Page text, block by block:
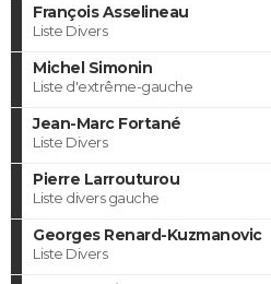
François Asselineau
Liste Divers
Michel Simonin
Liste d'extrême-gauche
Jean-Marc Fortané
Liste Divers
Pierre Larrouturou
Liste divers gauche
Georges Renard-Kuzmanovic
Liste Divers